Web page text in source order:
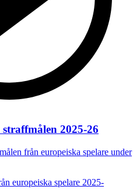
straffmålen 2025-26
från europeiska spelare under